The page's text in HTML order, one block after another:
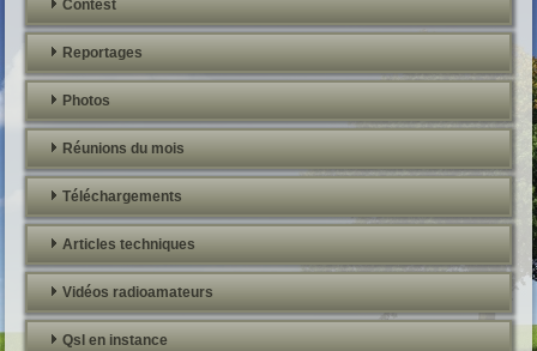
Contest
Reportages
Photos
Réunions du mois
Téléchargements
Articles techniques
Vidéos radioamateurs
Qsl en instance